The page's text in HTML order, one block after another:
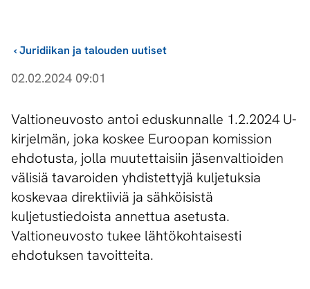
Juridiikan ja talouden uutiset
›
02.02.2024 09:01
Valtioneuvosto antoi eduskunnalle 1.2.2024 U-
kirjelmän, joka koskee Euroopan komission
ehdotusta, jolla muutettaisiin jäsenvaltioiden
välisiä tavaroiden yhdistettyjä kuljetuksia
koskevaa direktiiviä ja sähköisistä
kuljetustiedoista annettua asetusta.
Valtioneuvosto tukee lähtökohtaisesti
ehdotuksen tavoitteita.